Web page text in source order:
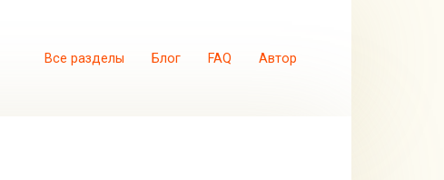
Все разделы Блог FAQ Автор